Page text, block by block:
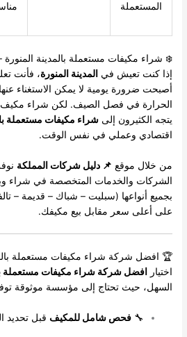
المستعملة
❄️ شراء مكيفات مستعملة بالمدينة المنورة
إذا كنت تعيش في المدينة المنورة، فأنت
أصبحت ضرورة يومية لا يمكن الاستغناء
الحرارة في فصل الصيف. لكن شراء مكيف
يتجه الكثيرون إلىشراء مكيفات مستعملة
اقتصادي وعملي في نفس الوقت.
من خلال موقع 📌 دليل شركات المملكة
الشركات والخدمات المتخصصة في شراء
بجميع أنواعها (سبليت – شباك – قديمة –
على أعلى سعر مقابل بيع مكيفك.
🏆 افضل شركة شراء مكيفات مستعملة
اختيار
افضل شركة شراء مكيفات مستعملة
السهل، حيث تحتاج إلى مؤسسة موثوقة
🔧فحص شامل للمكيف قبل تحديد